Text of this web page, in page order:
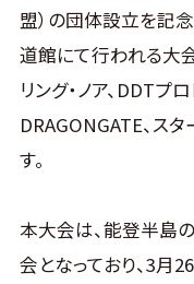
盟）の団体設立を記念
道館にて行われる大
リング・ノア、DDTプ
DRAGONGATE、ス
す。
本大会は、能登半島
会となっており、3月